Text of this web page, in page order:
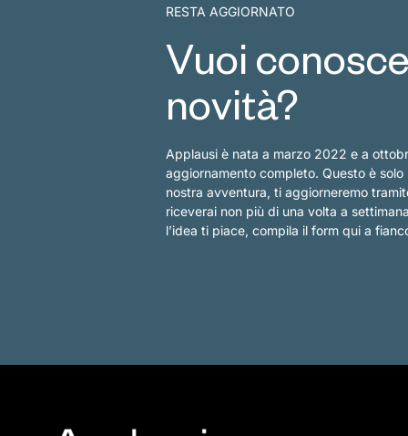
RESTA AGGIORNATO
Vuoi
novità?
Applausi è nata a marzo 2022 e a
aggiornamento completo. Questo è
nostra avventura, ti aggiorneremo
riceverai non più di una volta a
l’idea ti piace, compila il form qui a